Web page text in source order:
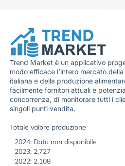
Trend Market è un applicativo
modo efficace l’intero mercato
italiana e della produzione
facilmente fornitori attuali e
concorrenza, di monitorare tutti i
singoli punti vendita.
Totale valore produzione
2024: Dato non disponibile
2023: 2.727
2022: 2.108